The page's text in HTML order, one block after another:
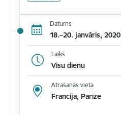
Datums
18.–20. janvāris, 2020
Laiks
Visu dienu
Atrašanās vieta
Francija, Parīze